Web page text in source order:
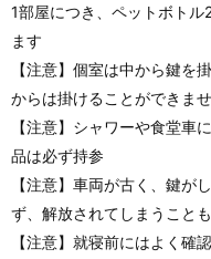
1部屋につき、ペットボトル
ます
【注意】個室は中から鍵を
からは掛けることができま
【注意】シャワーや食堂車
品は必ず持参
【注意】車両が古く、鍵が
ず、解放されてしまうことも
【注意】就寝前にはよく確